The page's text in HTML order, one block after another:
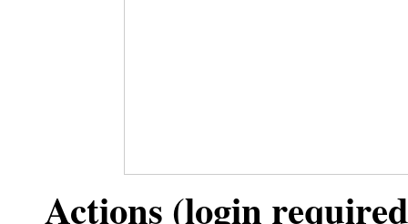
Actions (login